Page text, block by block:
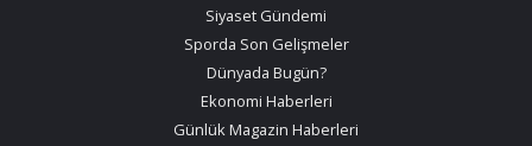
Siyaset Gündemi
Sporda Son Gelişmeler
Dünyada Bugün?
Ekonomi Haberleri
Günlük Magazin Haberleri